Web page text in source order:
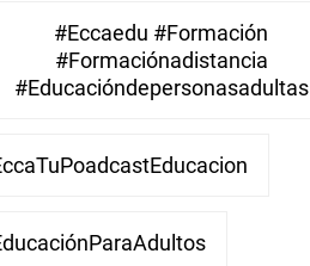
#eccaedu #formación
#formaciónadistancia
#educacióndepersonasadultas